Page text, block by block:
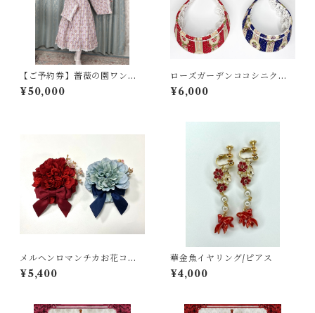
【ご予約券】薔薇の園ワンピ
ース
¥50,000
ローズガーデンココシニクカ
チューシャ
¥6,000
メルヘンロマンチカお花コサ
ージュ
¥5,400
華金魚イヤリング/ピアス
¥4,000